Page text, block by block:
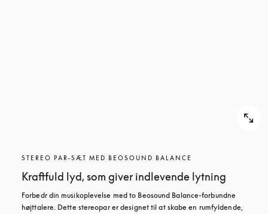
STEREO PAR-SÆT MED BEOSOUND BALANCE
Kraftfuld lyd, som giver indlevende lytning
Forbedr din musikoplevelse med to Beosound Balance-forbundne
højttalere. Dette stereopar er designet til at skabe en rumfyldende,